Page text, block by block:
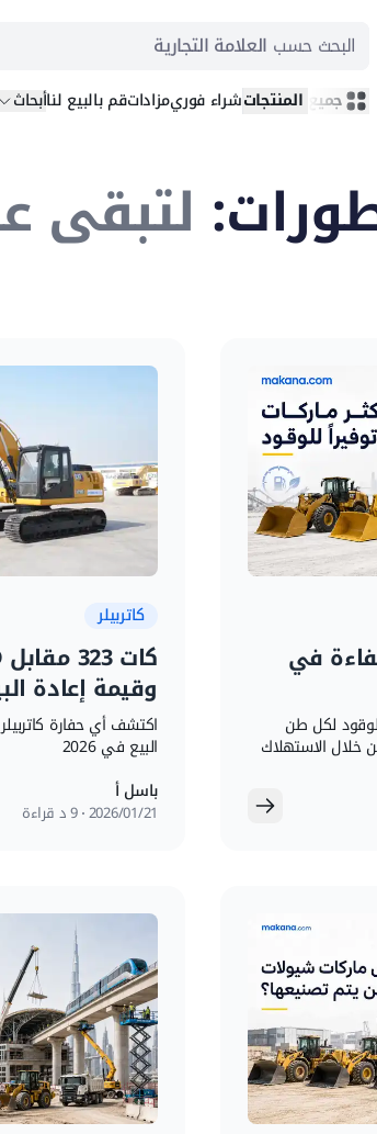
البحث حسب العلامة التجارية
جميع المنتجاتشراء فوريمزاداتقم بالبيع لناأبحاث
لتبقى
في
لكل طن
خلال الاستهلاك
كاتربيلر
وقيمة إعادة
اكتشف أي حفارة
البيع في 2026
باسل أ
21‏/01‏/2026